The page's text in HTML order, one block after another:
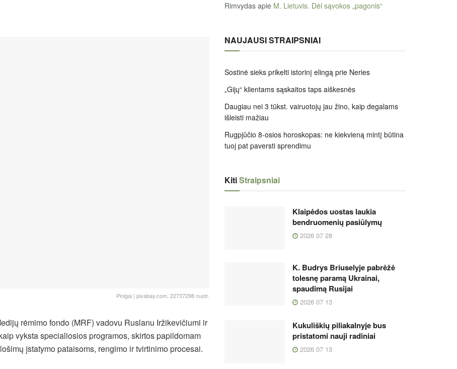
Pinigai | pixabay.com, 22737298 nuotr.
rėmimo fondo (MRF) vadovu Ruslanu Iržikevičiumi ir
vyksta specialiosios programos, skirtos papildomam
įstatymo pataisoms, rengimo ir tvirtinimo procesai.
Rimvydas apie M. Lietuvis. Dėl sąvokos „pagonis“
NAUJAUSI STRAIPSNIAI
Sostinė sieks prikelti istorinį elingą prie Neries
„Gijų“ klientams sąskaitos taps aiškesnės
Daugiau nei 3 tūkst. vairuotojų jau žino, kaip degalams
išleisti mažiau
Rugpjūčio 8-osios horoskopas: ne kiekvieną mintį būtina
tuoj pat paversti sprendimu
KitiStraipsniai
Klaipėdos uostas laukia
bendruomenių pasiūlymų
2026 07 28
K. Budrys Briuselyje pabrėžė
tolesnę paramą Ukrainai,
spaudimą Rusijai
2026 07 13
Kukuliškių piliakalnyje bus
pristatomi nauji radiniai
2026 07 13